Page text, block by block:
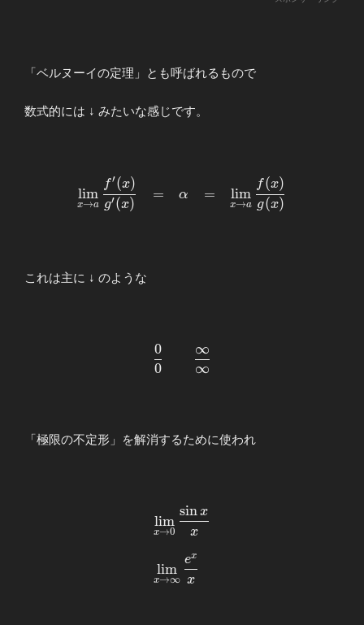
「ベルヌーイの定理」とも呼ばれるもので
数式的には ↓ みたいな感じです。
\begin{array}
{llllll}
(x)}{g^{\prime}
(x)} &=& α
\end{array}
x→a
lim
g′(x)
f′(x)
= α =
x→a
lim
g(x)
f(x)
これは主に ↓ のような
\begin{array}
{llllll}
\frac{\infty}
0
0
∞
∞
「極限の不定形」を解消するために使われ
\begin{array}
{llllll}
\lim_{x\to
0}\frac{\sin x}
x→0
lim
x
sinx
x→∞
lim
x
ex